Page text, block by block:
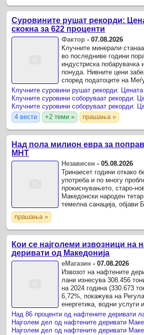
Суровините рушaт рекорди:
скокна за 622 проценти
Фактор -07.08.2026
Клучните минерали
во последниве години
индустриска побарувачка
понуда. Нивните цени
според податоците на
за енергија (IEA) од
Minerals Outlook ...
4 вести
+2 теми » прашања »
Над пола милион евра за
МНТ
Независен -05.08.2026
Тринаесет години откако
употреба и по многу
прокиснувањето, старо-
Македонски народен
темелна санација,
прашања »
Кои се најголеми извозници на
деривати од Македонија
еМагазин -07.08.2026
Извозот на нафтените
лани изнесува 308.456
на 2024 година (330.673
6,72%, покажува на
енергетика, водни услуги
управување со
година.